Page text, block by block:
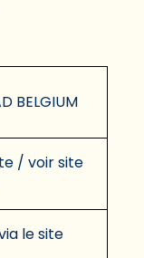
BELGIUM
/ voir site
le site